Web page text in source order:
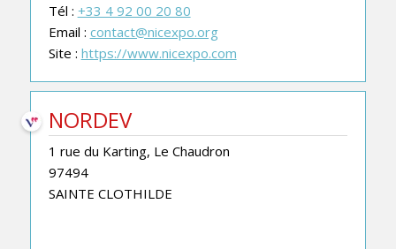
Tél : +33 4 92 00 20 80
Email : contact@nicexpo.org
Site : https://www.nicexpo.com
NORDEV
1 rue du Karting, Le Chaudron
97494
SAINTE CLOTHILDE